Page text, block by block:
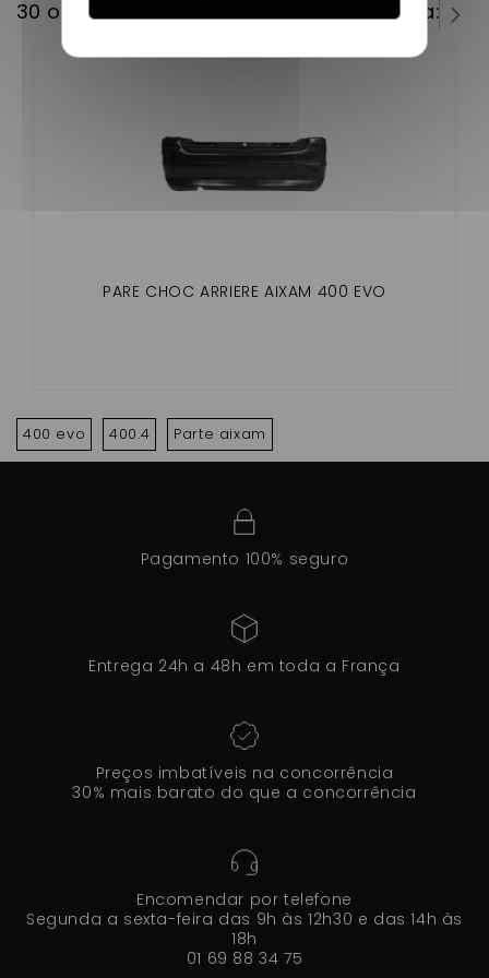
30 outros produtos na mesma categoria:
PARE CHOC ARRIERE AIXAM 400 EVO
400 evo 400.4 Parte aixam
Pagamento 100% seguro
Entrega 24h a 48h em toda a França
Preços imbatíveis na concorrência
30% mais barato do que a concorrência
Encomendar por telefone
Segunda a sexta-feira das 9h às 12h30 e das 14h às
18h
01 69 88 34 75